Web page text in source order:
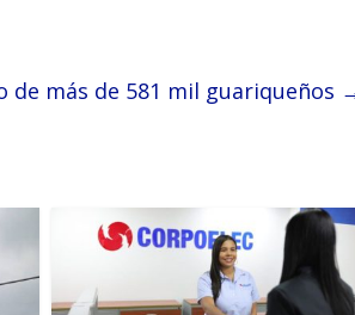
más de 581 mil guariqueños